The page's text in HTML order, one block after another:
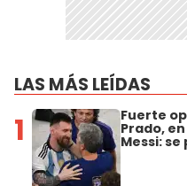
LAS MÁS LEÍDAS
1 Fuerte
Prado,
Messi: